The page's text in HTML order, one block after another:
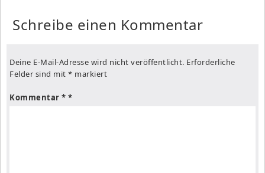
Schreibe einen Kommentar
Deine E-Mail-Adresse wird nicht veröffentlicht. Erforderliche
Felder sind mit * markiert
Kommentar *